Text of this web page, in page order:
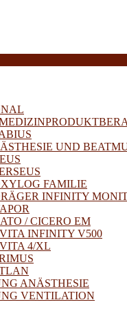
UND
FAMILIE
INFINITY
/ CICERO EM
INFINITY V500
4/XL
ANÄSTHESIE
VENTILATION